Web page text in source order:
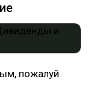
пожалуй